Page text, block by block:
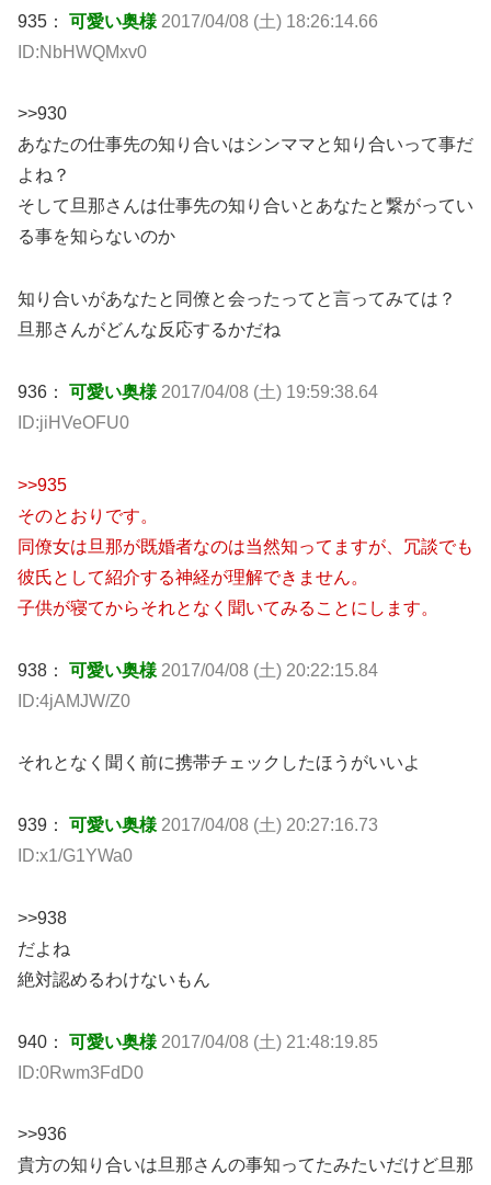
935： 可愛い奥様 2017/04/08 (土) 18:26:14.66
ID:NbHWQMxv0
>>930
あなたの仕事先の知り合いはシンママと知り合いって事だ
よね？
そして旦那さんは仕事先の知り合いとあなたと繋がってい
る事を知らないのか
知り合いがあなたと同僚と会ったってと言ってみては？
旦那さんがどんな反応するかだね
936： 可愛い奥様 2017/04/08 (土) 19:59:38.64
ID:jiHVeOFU0
>>935
そのとおりです。
同僚女は旦那が既婚者なのは当然知ってますが、冗談でも
彼氏として紹介する神経が理解できません。
子供が寝てからそれとなく聞いてみることにします。
938： 可愛い奥様 2017/04/08 (土) 20:22:15.84
ID:4jAMJW/Z0
それとなく聞く前に携帯チェックしたほうがいいよ
939： 可愛い奥様 2017/04/08 (土) 20:27:16.73
ID:x1/G1YWa0
>>938
だよね
絶対認めるわけないもん
940： 可愛い奥様 2017/04/08 (土) 21:48:19.85
ID:0Rwm3FdD0
>>936
貴方の知り合いは旦那さんの事知ってたみたいだけど旦那